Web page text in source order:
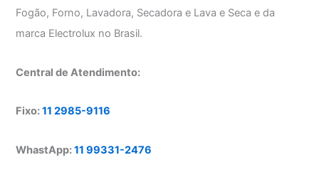
Fogão, Forno, Lavadora, Secadora e Lava e Seca e da
marca Electrolux no Brasil.
Central de Atendimento:
Fixo:11 2985-9116
WhastApp:11 99331-2476